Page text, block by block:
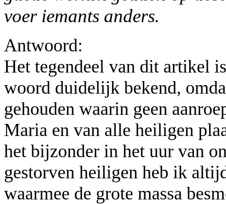
voer iemants anders.
Antwoord:
Het tegendeel van dit artikel
woord duidelijk bekend,
gehouden waarin geen
Maria en van alle heiligen
het bijzonder in het uur van
gestorven heiligen heb ik
waarmee de grote massa